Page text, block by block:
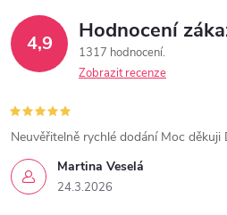
4,9 Hodnocení
1317 hodnocení
Zobrazit recenze
Martina Veselá
24.3.2026
Neuvěřitelně rychlé dodání Moc děkuji